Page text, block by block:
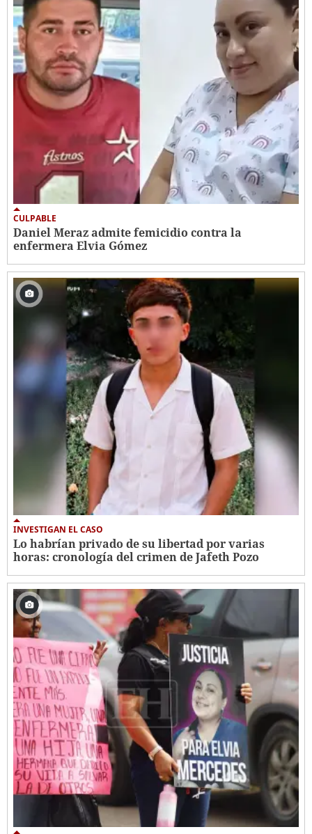
CULPABLE
Daniel Meraz admite femicidio contra la
enfermera Elvia Gómez
INVESTIGAN EL CASO
Lo habrían privado de su libertad por varias
horas: cronología del crimen de Jafeth Pozo